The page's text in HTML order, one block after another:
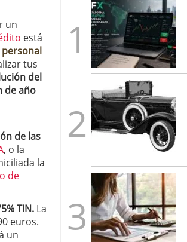
2026
un
está
tus
del
de año
de las
, o la
la
de
TIN. La
euros.
un